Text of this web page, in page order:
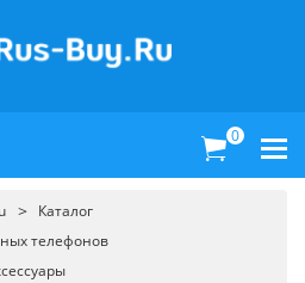
0
Каталог
телефонов